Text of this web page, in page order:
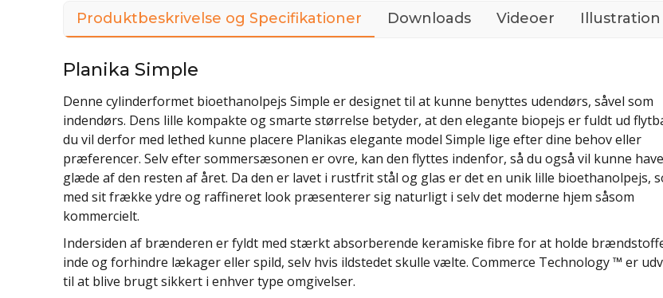
Produktbeskrivelse og Specifikationer Downloads Videoer Illustration
Planika Simple
Denne cylinderformet bioethanolpejs Simple er designet til at kunne benyttes udendørs, såvel som
indendørs. Dens lille kompakte og smarte størrelse betyder, at den elegante biopejs er fuldt ud
du vil derfor med lethed kunne placere Planikas elegante model Simple lige efter dine behov eller
præferencer. Selv efter sommersæsonen er ovre, kan den flyttes indenfor, så du også vil kunne have
glæde af den resten af året. Da den er lavet i rustfrit stål og glas er det en unik lille bioethanolpejs,
med sit frække ydre og raffineret look præsenterer sig naturligt i selv det moderne hjem såsom
kommercielt.
Indersiden af brænderen er fyldt med stærkt absorberende keramiske fibre for at holde
inde og forhindre lækager eller spild, selv hvis ildstedet skulle vælte. Commerce Technology ™ er
til at blive brugt sikkert i enhver type omgivelser.